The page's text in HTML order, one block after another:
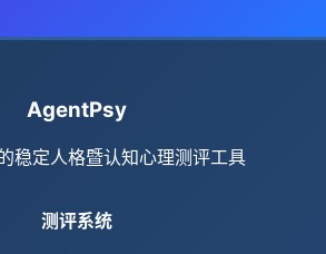
AgentPsy
稳定人格暨认知心理测评工具
测评系统